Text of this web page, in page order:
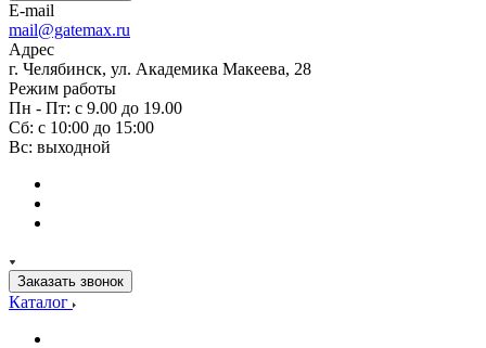
E-mail
mail@gatemax.ru
Адрес
г. Челябинск, ул. Академика Макеева, 28
Режим работы
Пн - Пт: с 9.00 до 19.00
Сб: с 10:00 до 15:00
Вс: выходной
Заказать звонок
Каталог